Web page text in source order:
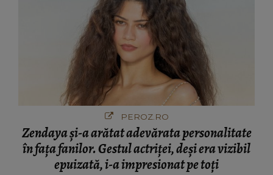
PEROZ.RO
Zendaya și-a arătat adevărata personalitate
în fața fanilor. Gestul actriței, deși era vizibil
epuizată, i-a impresionat pe toți